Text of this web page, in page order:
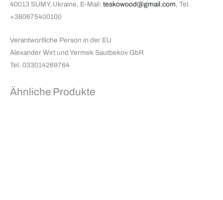
40013 SUMY, Ukraine, E-Mail: teskowood@gmail.com, Tel.
+380675400100
Verantwortliche Person in der EU
Alexander Wirt und Yermek Sautbekov GbR
Tel. 033014269764
Ähnliche Produkte